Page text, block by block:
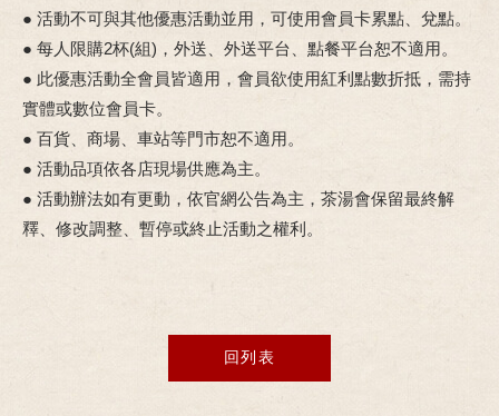
● 活動不可與其他優惠活動並用，可使用會員卡累點、兌點。
● 每人限購2杯(組)，外送、外送平台、點餐平台恕不適用。
● 此優惠活動全會員皆適用，會員欲使用紅利點數折抵，需持
實體或數位會員卡。
● 百貨、商場、車站等門市恕不適用。
● 活動品項依各店現場供應為主。
● 活動辦法如有更動，依官網公告為主，茶湯會保留最終解
釋、修改調整、暫停或終止活動之權利。
回列表